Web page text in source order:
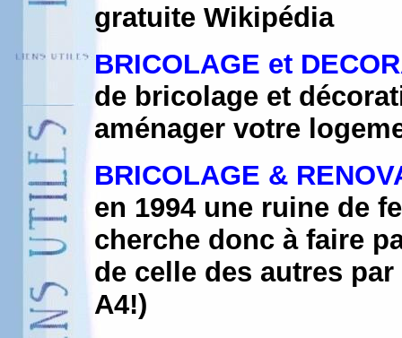
gratuite Wikipédia
BRICOLAGE et
de bricolage et
aménager votre
BRICOLAGE &
en 1994 une ruine de
cherche donc à faire
de celle des autres
A4!)